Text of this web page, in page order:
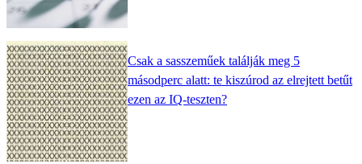
Csak a sasszeműek találják meg 5
másodperc alatt: te kiszúrod az elrejtett betűt
ezen az IQ-teszten?